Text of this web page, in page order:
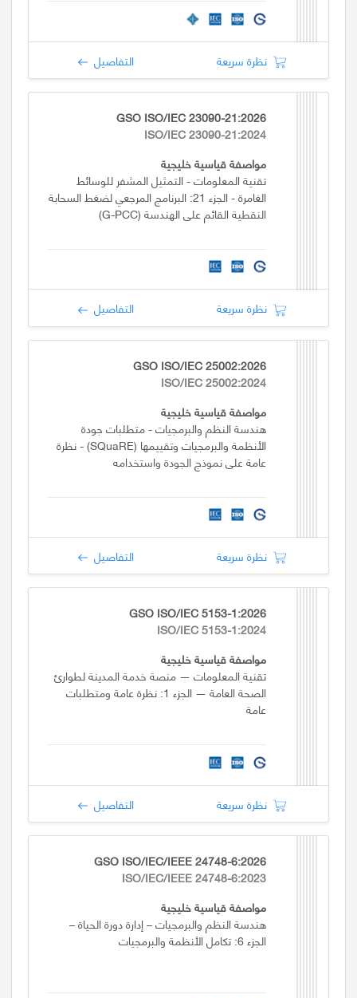
نظرة سريعة التفاصيل
GSO ISO/IEC 23090-21:2026
ISO/IEC 23090-21:2024
مواصفة قياسية خليجية
تقنية المعلومات - التمثيل المشفر للوسائط
الغامرة - الجزء 21: البرنامج المرجعي لضغط السحابة
النقطية القائم على الهندسة (G-PCC)
نظرة سريعة التفاصيل
GSO ISO/IEC 25002:2026
ISO/IEC 25002:2024
مواصفة قياسية خليجية
هندسة النظم والبرمجيات - متطلبات جودة
الأنظمة والبرمجيات وتقييمها (SQuaRE) - نظرة
عامة على نموذج الجودة واستخدامه
نظرة سريعة التفاصيل
GSO ISO/IEC 5153-1:2026
ISO/IEC 5153-1:2024
مواصفة قياسية خليجية
تقنية المعلومات — منصة خدمة المدينة لطوارئ
الصحة العامة — الجزء 1: نظرة عامة ومتطلبات
عامة
نظرة سريعة التفاصيل
GSO ISO/IEC/IEEE 24748-6:2026
ISO/IEC/IEEE 24748-6:2023
مواصفة قياسية خليجية
هندسة النظم والبرمجيات – إدارة دورة الحياة –
الجزء 6: تكامل الأنظمة والبرمجيات